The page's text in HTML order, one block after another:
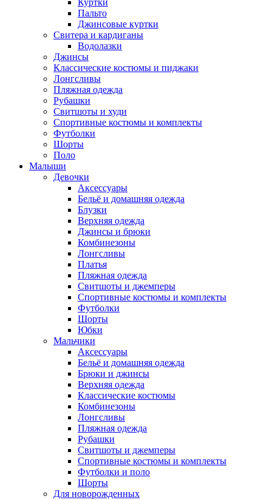
Куртки
Пальто
Джинсовые куртки
Свитера и кардиганы
Водолазки
Джинсы
Классические костюмы и пиджаки
Лонгсливы
Пляжная одежда
Рубашки
Свитшоты и худи
Спортивные костюмы и комплекты
Футболки
Шорты
Поло
Малыши
Девочки
Аксессуары
Бельё и домашняя одежда
Блузки
Верхняя одежда
Джинсы и брюки
Комбинезоны
Лонгсливы
Платья
Пляжная одежда
Свитшоты и джемперы
Спортивные костюмы и комплекты
Футболки
Шорты
Юбки
Мальчики
Аксессуары
Бельё и домашняя одежда
Брюки и джинсы
Верхняя одежда
Классические костюмы
Комбинезоны
Лонгсливы
Пляжная одежда
Рубашки
Свитшоты и джемперы
Спортивные костюмы и комплекты
Футболки и поло
Шорты
Для новорожденных